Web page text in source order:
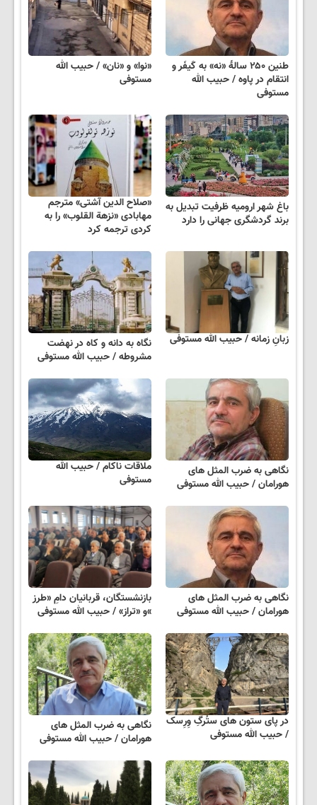
طنین ۲۵۰ سالهٔ «نه» به کَیفَر و
انتقام در پاوه / حبیب الله
مستوفی
«نوا» و «نان» / حبیب الله
مستوفی
باغ شهر ارومیه ظرفیت تبدیل به
برند گردشگری جهانی را دارد
«صلاح الدین آشتی» مترجم
مهابادی «نزهة القلوب» را به
کردی ترجمه کرد
زبانِ زمانه / حبیب الله مستوفی
نگاه به دانه و کاه در نهضت
مشروطه / حبیب الله مستوفی
نگاهی به ضرب المثل های
هورامان / حبیب الله مستوفی
ملاقات ناکام / حبیب الله
مستوفی
نگاهی به ضرب المثل های
هورامان / حبیب الله مستوفی
بازنشستگان، قربانیان دامِ «طرز
»و «تراز» / حبیب الله مستوفی
در پای ستون های ستُرگِ وِرِسک
/ حبیب الله مستوفی
نگاهی به ضرب المثل های
هورامان / حبیب الله مستوفی